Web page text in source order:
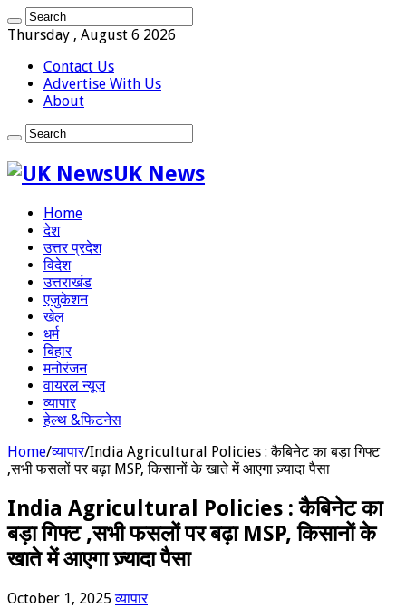
Thursday , August 6 2026
Contact Us
Advertise With Us
About
UK News
Home
देश
उत्तर प्रदेश
विदेश
उत्तराखंड
एजुकेशन
खेल
धर्म
बिहार
मनोरंजन
वायरल न्यूज़
व्यापार
हेल्थ &फिटनेस
Home/व्यापार/India Agricultural Policies : कैबिनेट का बड़ा गिफ्ट
,सभी फसलों पर बढ़ा MSP, किसानों के खाते में आएगा ज़्यादा पैसा
India Agricultural Policies : कैबिनेट का
बड़ा गिफ्ट ,सभी फसलों पर बढ़ा MSP, किसानों के
खाते में आएगा ज़्यादा पैसा
October 1, 2025 व्यापार